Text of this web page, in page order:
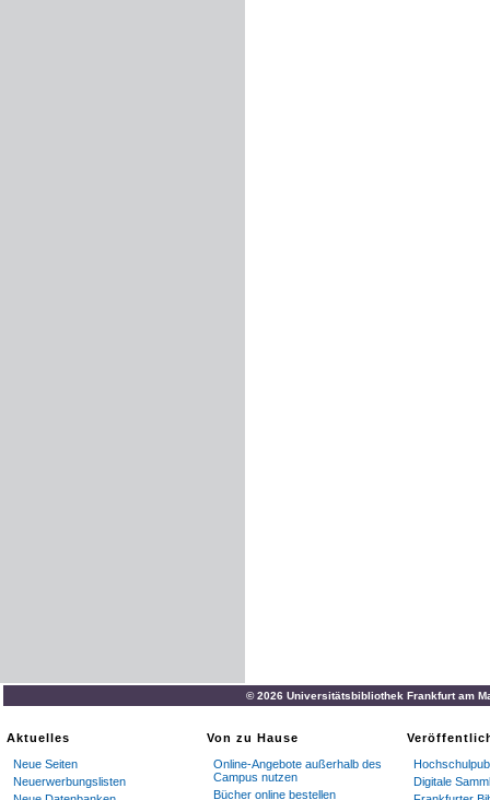
© 2026 Universitätsbibliothek Frankfurt am
Aktuelles
Neue Seiten
Neuerwerbungslisten
Von zu Hause
Online-Angebote außerhalb des
Campus nutzen
Bücher online bestellen
Digitale